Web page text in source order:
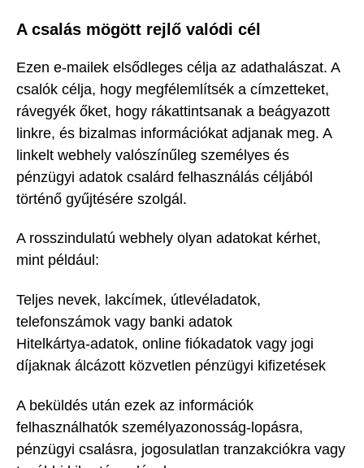
A csalás mögött rejlő valódi cél
Ezen e-mailek elsődleges célja az adathalászat. A
csalók célja, hogy megfélemlítsék a címzetteket,
rávegyék őket, hogy rákattintsanak a beágyazott
linkre, és bizalmas információkat adjanak meg. A
linkelt webhely valószínűleg személyes és
pénzügyi adatok csalárd felhasználás céljából
történő gyűjtésére szolgál.
A rosszindulatú webhely olyan adatokat kérhet,
mint például:
Teljes nevek, lakcímek, útlevéladatok,
telefonszámok vagy banki adatok
Hitelkártya-adatok, online fiókadatok vagy jogi
díjaknak álcázott közvetlen pénzügyi kifizetések
A beküldés után ezek az információk
felhasználhatók személyazonosság-lopásra,
pénzügyi csalásra, jogosulatlan tranzakciókra vagy